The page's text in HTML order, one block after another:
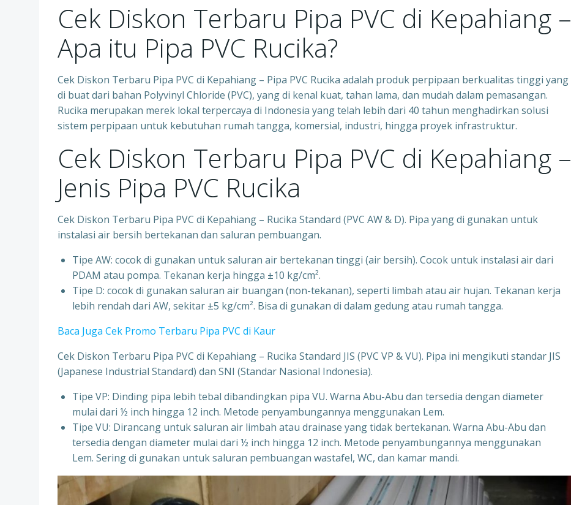
Cek Diskon Terbaru Pipa PVC di Kepahiang –
Apa itu Pipa PVC Rucika?
Cek Diskon Terbaru Pipa PVC di Kepahiang – Pipa PVC Rucika adalah produk perpipaan berkualitas tinggi yang
di buat dari bahan Polyvinyl Chloride (PVC), yang di kenal kuat, tahan lama, dan mudah dalam pemasangan.
Rucika merupakan merek lokal terpercaya di Indonesia yang telah lebih dari 40 tahun menghadirkan solusi
sistem perpipaan untuk kebutuhan rumah tangga, komersial, industri, hingga proyek infrastruktur.
Cek Diskon Terbaru Pipa PVC di Kepahiang –
Jenis Pipa PVC Rucika
Cek Diskon Terbaru Pipa PVC di Kepahiang – Rucika Standard (PVC AW & D). Pipa yang di gunakan untuk
instalasi air bersih bertekanan dan saluran pembuangan.
Tipe AW: cocok di gunakan untuk saluran air bertekanan tinggi (air bersih). Cocok untuk instalasi air dari
PDAM atau pompa. Tekanan kerja hingga ±10 kg/cm².
Tipe D: cocok di gunakan saluran air buangan (non-tekanan), seperti limbah atau air hujan. Tekanan kerja
lebih rendah dari AW, sekitar ±5 kg/cm². Bisa di gunakan di dalam gedung atau rumah tangga.
Baca Juga Cek Promo Terbaru Pipa PVC di Kaur
Cek Diskon Terbaru Pipa PVC di Kepahiang – Rucika Standard JIS (PVC VP & VU). Pipa ini mengikuti standar JIS
(Japanese Industrial Standard) dan SNI (Standar Nasional Indonesia).
Tipe VP: Dinding pipa lebih tebal dibandingkan pipa VU. Warna Abu-Abu dan tersedia dengan diameter
mulai dari ½ inch hingga 12 inch. Metode penyambungannya menggunakan Lem.
Tipe VU: Dirancang untuk saluran air limbah atau drainase yang tidak bertekanan. Warna Abu-Abu dan
tersedia dengan diameter mulai dari ½ inch hingga 12 inch. Metode penyambungannya menggunakan
Lem. Sering di gunakan untuk saluran pembuangan wastafel, WC, dan kamar mandi.